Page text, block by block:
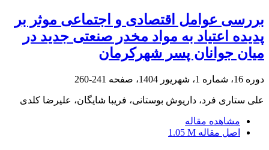
بررسی عوامل اقتصادی و اجتماعی موثر بر
پدیده اعتیاد به مواد مخدر صنعتی جدید در
میان جوانان پسر شهرکرمان
دوره 16، شماره 1، شهریور 1404، صفحه 241-260
علی ستاری فرد، داریوش بوستانی، فریبا شایگان، علیرضا کلدی
مشاهده مقاله
اصل مقاله 1.05 M